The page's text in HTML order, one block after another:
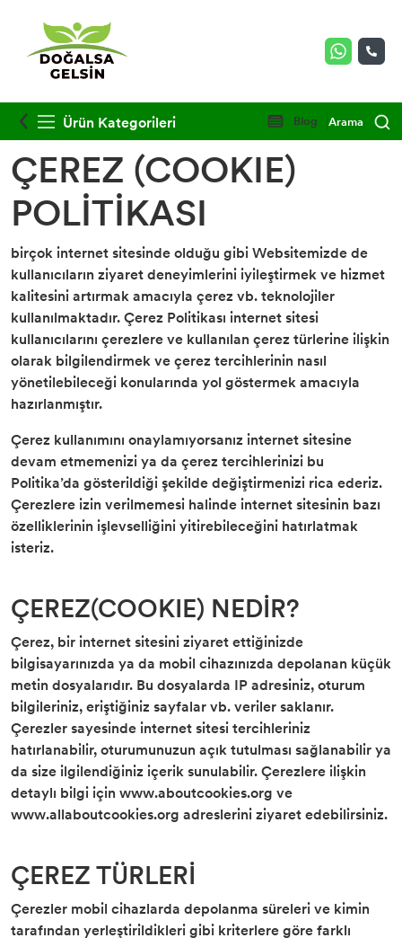
Ürün Kategorileri Blog Arama
ÇEREZ (COOKIE)
POLİTİKASI
birçok internet sitesinde olduğu gibi Websitemizde de
kullanıcıların ziyaret deneyimlerini iyileştirmek ve hizmet
kalitesini artırmak amacıyla çerez vb. teknolojiler
kullanılmaktadır. Çerez Politikası internet sitesi
kullanıcılarını çerezlere ve kullanılan çerez türlerine ilişkin
olarak bilgilendirmek ve çerez tercihlerinin nasıl
yönetilebileceği konularında yol göstermek amacıyla
hazırlanmıştır.
Çerez kullanımını onaylamıyorsanız internet sitesine
devam etmemenizi ya da çerez tercihlerinizi bu
Politika’da gösterildiği şekilde değiştirmenizi rica ederiz.
Çerezlere izin verilmemesi halinde internet sitesinin bazı
özelliklerinin işlevselliğini yitirebileceğini hatırlatmak
isteriz.
ÇEREZ(COOKIE) NEDİR?
Çerez, bir internet sitesini ziyaret ettiğinizde
bilgisayarınızda ya da mobil cihazınızda depolanan küçük
metin dosyalarıdır. Bu dosyalarda IP adresiniz, oturum
bilgileriniz, eriştiğiniz sayfalar vb. veriler saklanır.
Çerezler sayesinde internet sitesi tercihleriniz
hatırlanabilir, oturumunuzun açık tutulması sağlanabilir ya
da size ilgilendiğiniz içerik sunulabilir. Çerezlere ilişkin
detaylı bilgi için www.aboutcookies.org ve
www.allaboutcookies.org adreslerini ziyaret edebilirsiniz.
ÇEREZ TÜRLERİ
Çerezler mobil cihazlarda depolanma süreleri ve kimin
tarafından yerleştirildikleri gibi kriterlere göre farklı